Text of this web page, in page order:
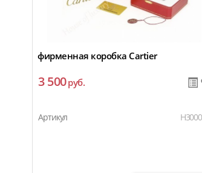
фирменная коробка Cartier
3 500руб.
Артикул